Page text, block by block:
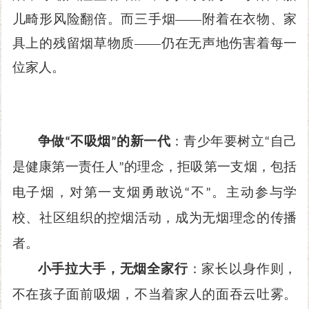
儿畸形风险翻倍。而三手烟——附着在衣物、家
具上的残留烟草物质——仍在无声地伤害着每一
位家人。
争做“不吸烟”的新一代 ：青少年要树立“ 自己
是健康第一责任人 ”的理念，拒吸第一支烟，包括
电子烟 ， 对第一支烟勇敢说“不 ” 。 主动参与学
校、社区组织的控烟活动，成为无烟理念的传播
者。
小手拉大手，无烟全家行：家长以身作则，
不在孩子面前吸烟，不当着家人的面吞云吐雾。